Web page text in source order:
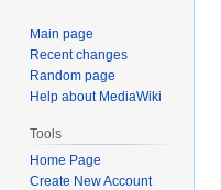
Main page
Recent changes
Random page
Help about MediaWiki
Tools
Home Page
Create New Account